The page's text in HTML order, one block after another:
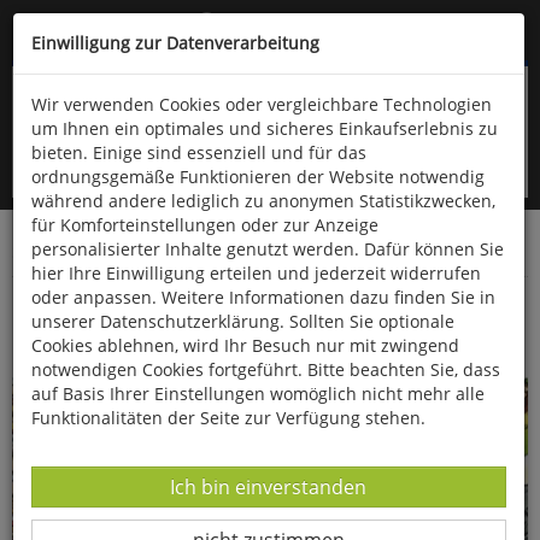
Kompletten Head der Seite überspringen
oder (06766) 9323-960
Startseite Bücher Kinderbücher
Asterix-Wimmelbücher im Doppelpack
Einwilligung zur Datenverarbeitung
Wir verwenden Cookies oder vergleichbare Technologien
um Ihnen ein optimales und sicheres Einkaufserlebnis zu
bieten. Einige sind essenziell und für das
ordnungsgemäße Funktionieren der Website notwendig
während andere lediglich zu anonymen Statistikzwecken,
für Komforteinstellungen oder zur Anzeige
personalisierter Inhalte genutzt werden. Dafür können Sie
hier Ihre Einwilligung erteilen und jederzeit widerrufen
oder anpassen. Weitere Informationen dazu finden Sie in
unserer Datenschutzerklärung. Sollten Sie optionale
Cookies ablehnen, wird Ihr Besuch nur mit zwingend
notwendigen Cookies fortgeführt. Bitte beachten Sie, dass
auf Basis Ihrer Einstellungen womöglich nicht mehr alle
Funktionalitäten der Seite zur Verfügung stehen.
Datenverarbeitung -
Ich bin einverstanden